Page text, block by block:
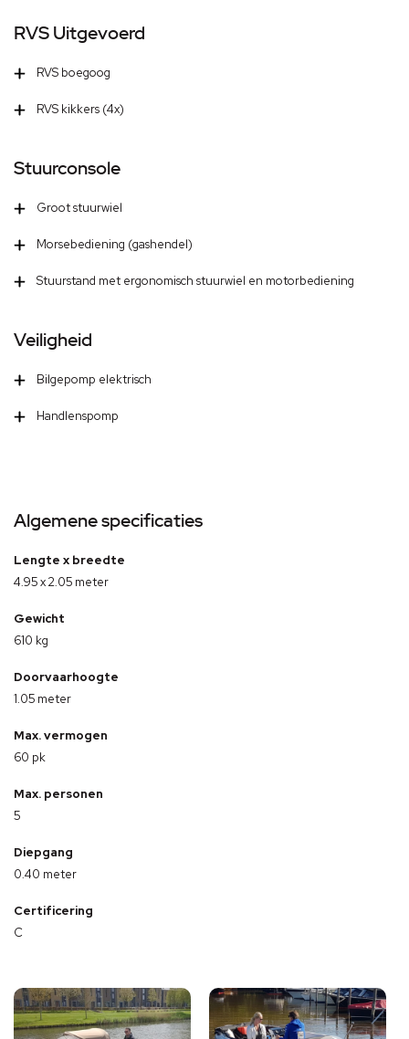
RVS Uitgevoerd
RVS boegoog
RVS kikkers (4x)
Stuurconsole
Groot stuurwiel
Morsebediening (gashendel)
Stuurstand met ergonomisch stuurwiel en motorbediening
Veiligheid
Bilgepomp elektrisch
Handlenspomp
Algemene specificaties
Lengte x breedte
4.95 x 2.05 meter
Gewicht
610 kg
Doorvaarhoogte
1.05 meter
Max. vermogen
60 pk
Max. personen
5
Diepgang
0.40 meter
Certificering
C